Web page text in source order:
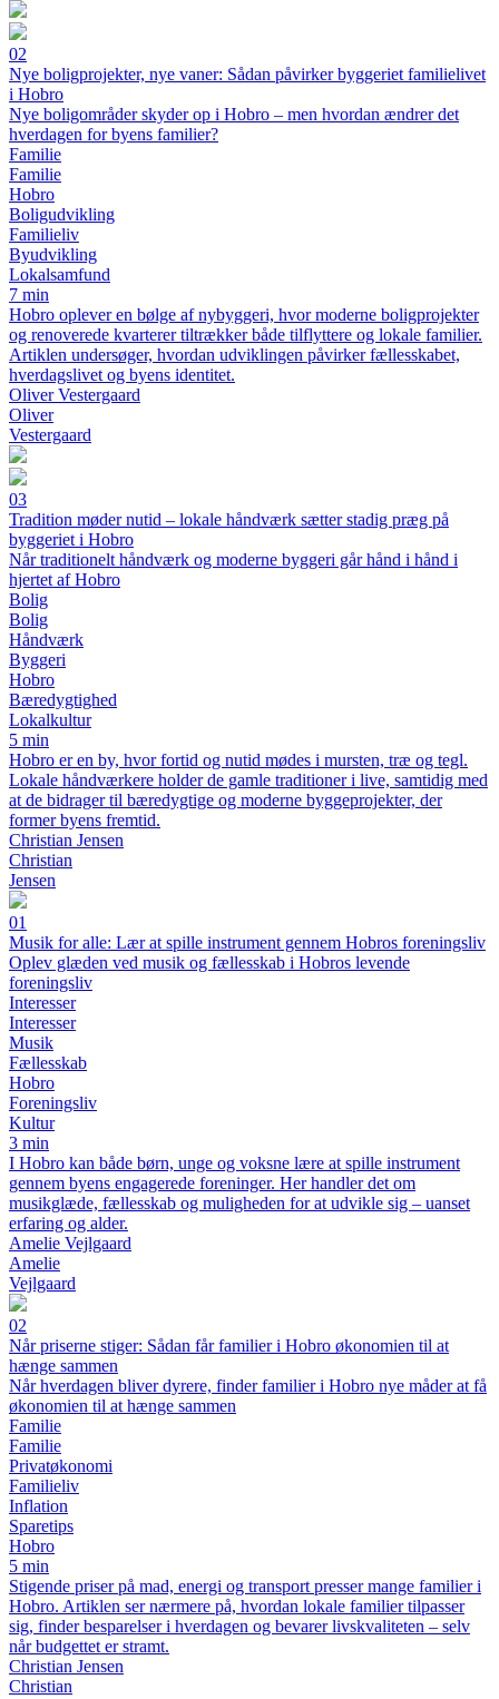
02
Nye boligprojekter, nye vaner: Sådan påvirker byggeriet familielivet
i Hobro
Nye boligområder skyder op i Hobro – men hvordan ændrer det
hverdagen for byens familier?
Familie
Familie
Hobro
Boligudvikling
Familieliv
Byudvikling
Lokalsamfund
7 min
Hobro oplever en bølge af nybyggeri, hvor moderne boligprojekter
og renoverede kvarterer tiltrækker både tilflyttere og lokale familier.
Artiklen undersøger, hvordan udviklingen påvirker fællesskabet,
hverdagslivet og byens identitet.
Oliver Vestergaard
Oliver
Vestergaard
03
Tradition møder nutid – lokale håndværk sætter stadig præg på
byggeriet i Hobro
Når traditionelt håndværk og moderne byggeri går hånd i hånd i
hjertet af Hobro
Bolig
Bolig
Håndværk
Byggeri
Hobro
Bæredygtighed
Lokalkultur
5 min
Hobro er en by, hvor fortid og nutid mødes i mursten, træ og tegl.
Lokale håndværkere holder de gamle traditioner i live, samtidig med
at de bidrager til bæredygtige og moderne byggeprojekter, der
former byens fremtid.
Christian Jensen
Christian
Jensen
01
Musik for alle: Lær at spille instrument gennem Hobros foreningsliv
Oplev glæden ved musik og fællesskab i Hobros levende
foreningsliv
Interesser
Interesser
Musik
Fællesskab
Hobro
Foreningsliv
Kultur
3 min
I Hobro kan både børn, unge og voksne lære at spille instrument
gennem byens engagerede foreninger. Her handler det om
musikglæde, fællesskab og muligheden for at udvikle sig – uanset
erfaring og alder.
Amelie Vejlgaard
Amelie
Vejlgaard
02
Når priserne stiger: Sådan får familier i Hobro økonomien til at
hænge sammen
Når hverdagen bliver dyrere, finder familier i Hobro nye måder at få
økonomien til at hænge sammen
Familie
Familie
Privatøkonomi
Familieliv
Inflation
Sparetips
Hobro
5 min
Stigende priser på mad, energi og transport presser mange familier i
Hobro. Artiklen ser nærmere på, hvordan lokale familier tilpasser
sig, finder besparelser i hverdagen og bevarer livskvaliteten – selv
når budgettet er stramt.
Christian Jensen
Christian